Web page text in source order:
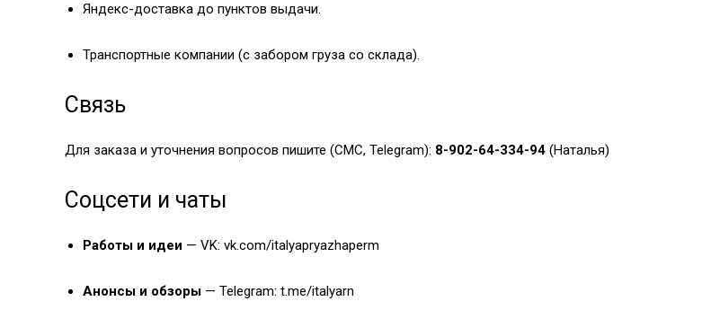
Яндекс-доставка до пунктов выдачи.
Транспортные компании (с забором груза со склада).
Связь
Для заказа и уточнения вопросов пишите (СМС, Telegram): 8-902-64-334-94 (Наталья)
Соцсети и чаты
Работы и идеи — VK: vk.com/italyapryazhaperm
Анонсы и обзоры — Telegram: t.me/italyarn